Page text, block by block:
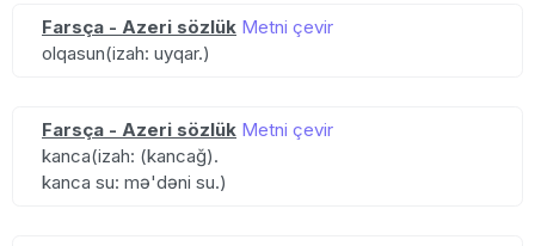
Farsça - Azeri sözlük Metni çevir
olqasun(izah: uyqar.)
Farsça - Azeri sözlük Metni çevir
kanca(izah: (kancağ).
kanca su: mə'dəni su.)